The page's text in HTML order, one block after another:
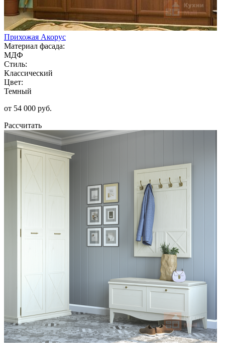
Прихожая Акорус
Материал фасада:
МДФ
Стиль:
Классический
Цвет:
Темный
от 54 000 руб.
Рассчитать